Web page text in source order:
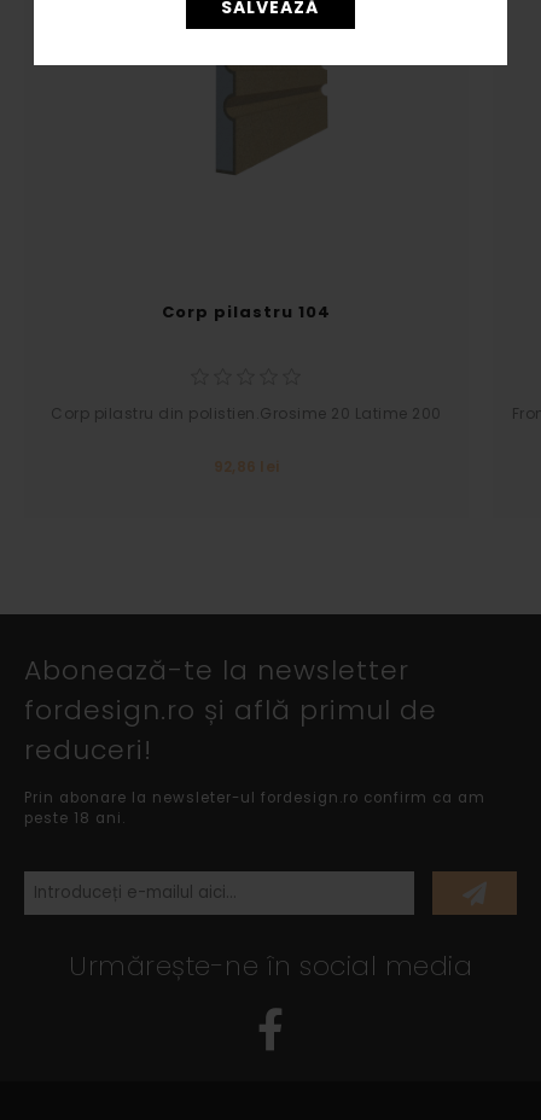
SALVEAZĂ
Corp pilastru 104
Corp pilastru din polistien.Grosime 20 Latime 200
92,86 lei
Abonează-te la newsletter
fordesign.ro și află primul de
reduceri!
Prin abonare la newsleter-ul fordesign.ro confirm ca am
peste 18 ani.
Urmărește-ne în social media